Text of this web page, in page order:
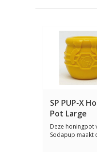
SP PUP-X
Pot Large
Deze honingpot
Sodapup maakt